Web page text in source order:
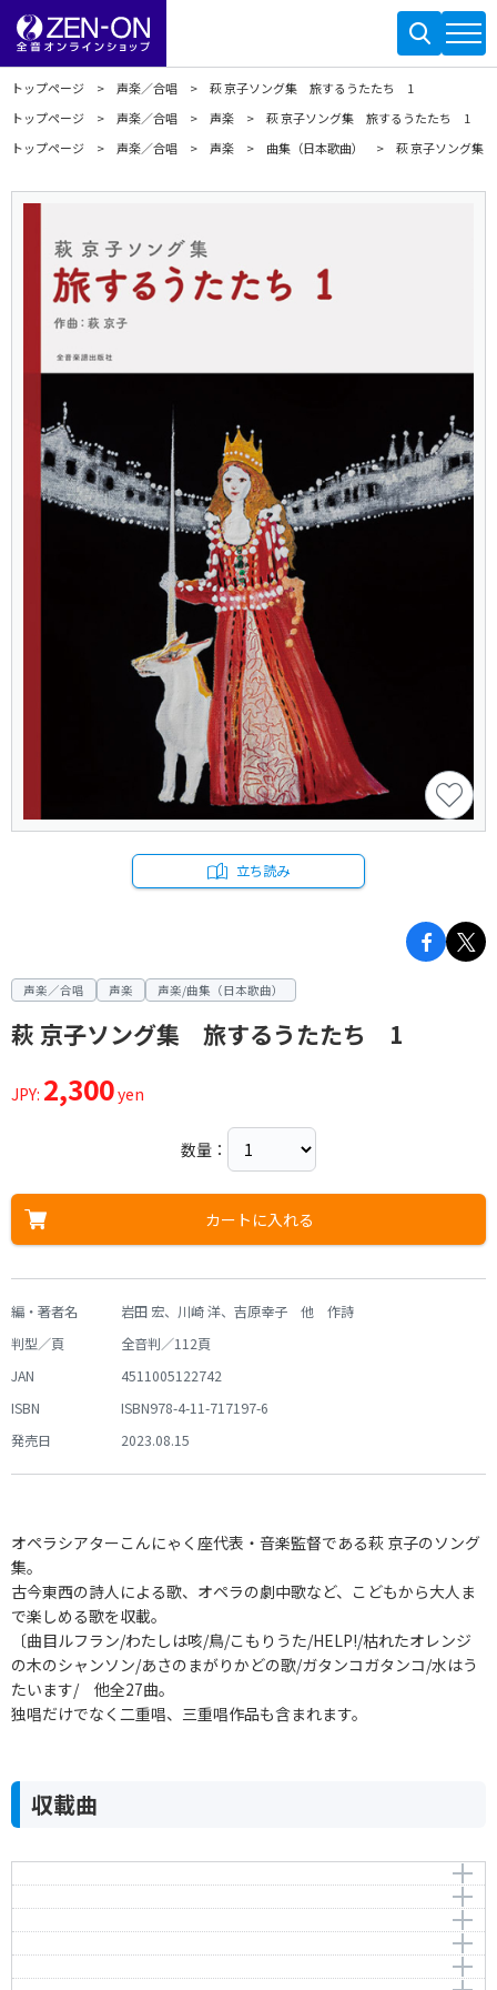
トップページ 声楽／合唱
萩 京子ソング集 旅するうたたち 1
トップページ
声楽／合唱 声楽
萩 京子ソング集 旅するうたたち 1
トップページ
声楽／合唱 声楽 曲集（日本歌曲） 萩 京子ソング
立ち読み
声楽／合唱 声楽 声楽/曲集（日本歌曲）
萩 京子ソング集 旅するうたたち 1
JPY: 2,300yen
数量：
カートに入れる
編・著者名
岩田 宏、川崎 洋、吉原幸子 他 作詩
判型／頁
全音判／112頁
JAN
4511005122742
ISBN
ISBN978-4-11-717197-6
発売日
2023.08.15
オペラシアターこんにゃく座代表・音楽監督である萩 京子のソング
集。
古今東西の詩人による歌、オペラの劇中歌など、こどもから大人ま
で楽しめる歌を収載。
〔曲目ルフラン/わたしは咳/鳥/こもりうた/HELP!/枯れたオレンジ
の木のシャンソン/あさのまがりかどの歌/ガタンコガタンコ/水はう
たいます/ 他全27曲。
独唱だけでなく二重唱、三重唱作品も含まれます。
収載曲
ルフラン
作曲者：萩 京子
Hagi，Kyoko
作詞者：岩田 宏
Iwata，Hiroshi
わたしは咳
作曲者：萩 京子
Hagi，Kyoko
作詞者：岩田 宏
鳥
作曲者：萩 京子
Hagi，Kyoko
こもりうた
作曲者：萩 京子
HELP!